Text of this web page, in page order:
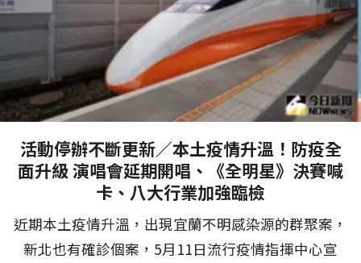
活動停辦不斷更新／本土疫情升溫！防疫全
面升級 演唱會延期開唱、《全明星》決賽喊
卡、八大行業加強臨檢
近期本土疫情升溫，出現宜蘭不明感染源的群聚案，
新北也有確診個案，5月11日流行疫情指揮中心宣